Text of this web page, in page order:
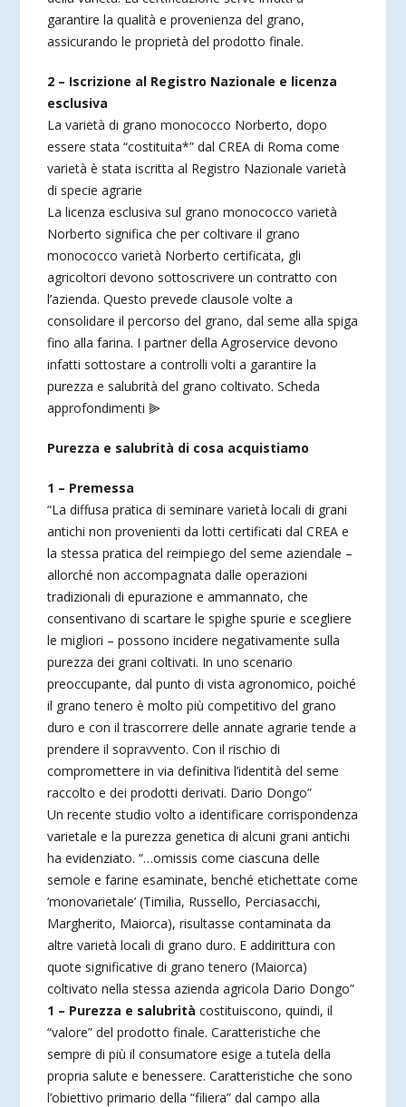
garantire la qualità e provenienza del grano,
assicurando le proprietà del prodotto finale.
2 – Iscrizione al Registro Nazionale e licenza
esclusiva
La varietà di grano monococco Norberto, dopo
essere stata “costituita*” dal CREA di Roma come
varietà è stata iscritta al Registro Nazionale varietà
di specie agrarie
La licenza esclusiva sul grano monococco varietà
Norberto significa che per coltivare il grano
monococco varietà Norberto certificata, gli
agricoltori devono sottoscrivere un contratto con
l’azienda. Questo prevede clausole volte a
consolidare il percorso del grano, dal seme alla spiga
fino alla farina. I partner della Agroservice devono
infatti sottostare a controlli volti a garantire la
purezza e salubrità del grano coltivato. Scheda
approfondimenti ⫸
Purezza e salubrità di cosa acquistiamo
1 – Premessa
“La diffusa pratica di seminare varietà locali di grani
antichi non provenienti da lotti certificati dal CREA e
la stessa pratica del reimpiego del seme aziendale –
allorché non accompagnata dalle operazioni
tradizionali di epurazione e ammannato, che
consentivano di scartare le spighe spurie e scegliere
le migliori – possono incidere negativamente sulla
purezza dei grani coltivati. In uno scenario
preoccupante, dal punto di vista agronomico, poiché
il grano tenero è molto più competitivo del grano
duro e con il trascorrere delle annate agrarie tende a
prendere il sopravvento. Con il rischio di
compromettere in via definitiva l’identità del seme
raccolto e dei prodotti derivati. Dario Dongo”
Un recente studio volto a identificare corrispondenza
varietale e la purezza genetica di alcuni grani antichi
ha evidenziato. “…omissis come ciascuna delle
semole e farine esaminate, benché etichettate come
‘monovarietale’ (Timilia, Russello, Perciasacchi,
Margherito, Maiorca), risultasse contaminata da
altre varietà locali di grano duro. E addirittura con
quote significative di grano tenero (Maiorca)
coltivato nella stessa azienda agricola Dario Dongo”
1 – Purezza e salubrità costituiscono, quindi, il
“valore” del prodotto finale. Caratteristiche che
sempre di più il consumatore esige a tutela della
propria salute e benessere. Caratteristiche che sono
l’obiettivo primario della “filiera” dal campo alla